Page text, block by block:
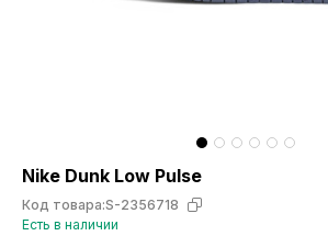
Nike Dunk Low Pulse
Код товара:S-2356718
Есть в наличии